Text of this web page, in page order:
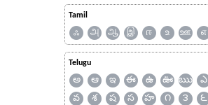
Tamil
ஃ அ ஆ இ ஈ உ ஊ எ
Telugu
అ ఆ ఇ ఈ ఉ ఊ ఋ ఎ
వ
శ ష స హ ౧ ౩ ౬